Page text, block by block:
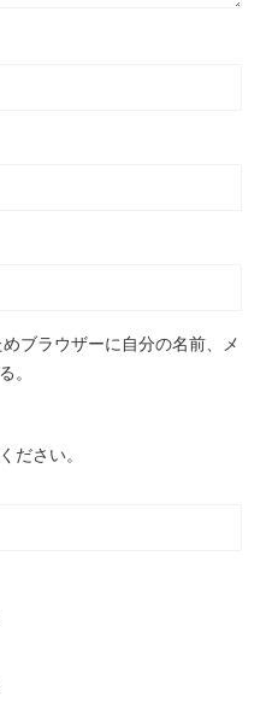
ブラウザーに自分の名前、メ
。
ださい。